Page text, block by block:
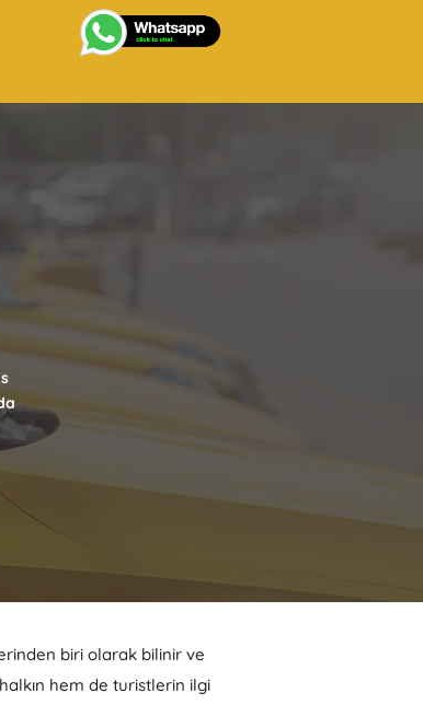
biri olarak bilinir ve
hem de turistlerin ilgi